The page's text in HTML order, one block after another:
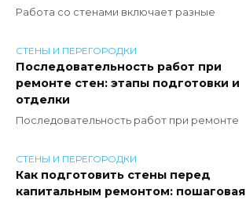
Работа со стенами включает разные
СТЕНЫ И ПЕРЕГОРОДКИ
Последовательность работ при
ремонте стен: этапы подготовки и
отделки
Последовательность работ при ремонте
СТЕНЫ И ПЕРЕГОРОДКИ
Как подготовить стены перед
капитальным ремонтом: пошаговая